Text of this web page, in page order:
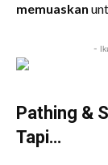
memuaskan
-
Pathing &
Tapi…